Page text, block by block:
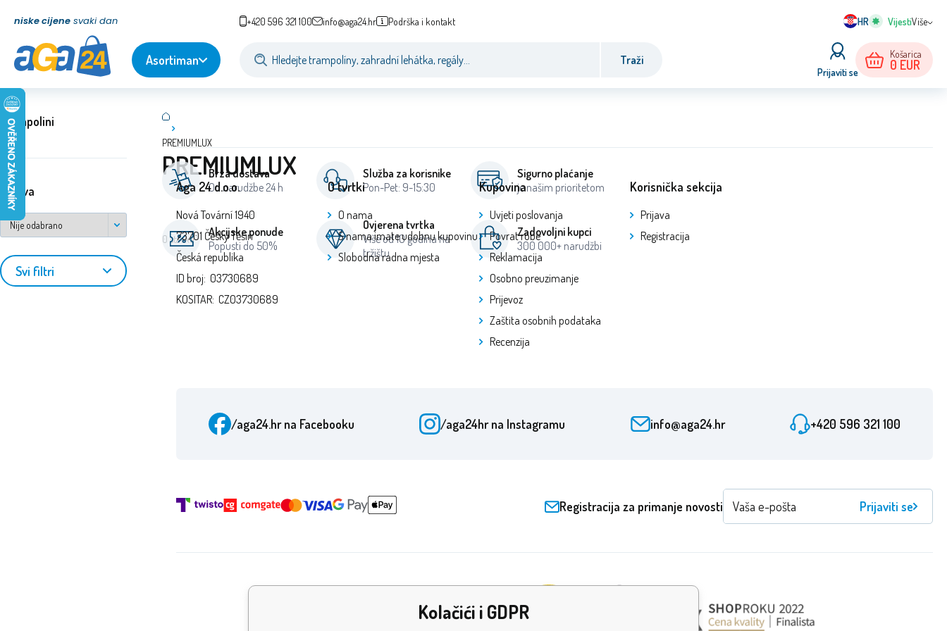
niske cijene svaki dan HR Više
+420 596 321 100 info@aga24.hr Podrška i kontakt
Asortiman Traži
Prijaviti se
Košarica
0 EUR
Trampolini
država
Svi filtri
PREMIUMLUX
PREMIUMLUX
0 stavke
Brza dostava
Od narudžbe 24 h
Služba za korisnike
Pon-Pet: 9-15:30
Sigurno plaćanje
je našim prioritetom
Akcijske ponude
Popusti do 50%
Ovjerena tvrtka
Više od 10 godina na
tržištu
Zadovoljni kupci
300 000+ narudžbi
Aga 24 d.o.o.
Nová Tovární 1940
73701 Český Těšín
Česká republika
ID broj: 03730689
KOSITAR: CZ03730689
O tvrtki
O nama
S nama imate udobnu kupovinu
Slobodna radna mjesta
Kupovina
Uvjeti poslovanja
Povrat robe
Reklamacija
Osobno preuzimanje
Prijevoz
Zaštita osobnih podataka
Recenzija
Korisnička sekcija
Prijava
Registracija
/aga24.hrna Facebooku /aga24hrna Instagramu info@aga24.hr +420 596 321 100
Registracija za primanje novosti Prijaviti se
Kolačići i GDPR